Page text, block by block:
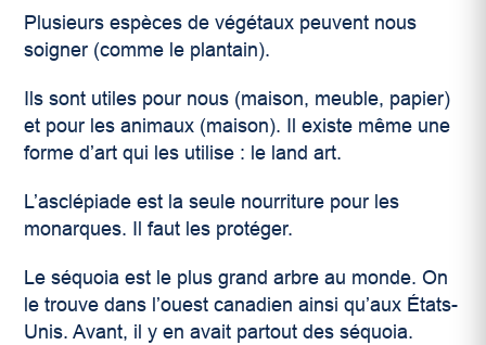
Plusieurs espèces de végétaux peuvent nous
soigner (comme le plantain).
Ils sont utiles pour nous (maison, meuble, papier)
et pour les animaux (maison). Il existe même une
forme d’art qui les utilise : le land art.
L’asclépiade est la seule nourriture pour les
monarques. Il faut les protéger.
Le séquoia est le plus grand arbre au monde. On
le trouve dans l’ouest canadien ainsi qu’aux États-
Unis. Avant, il y en avait partout des séquoia.